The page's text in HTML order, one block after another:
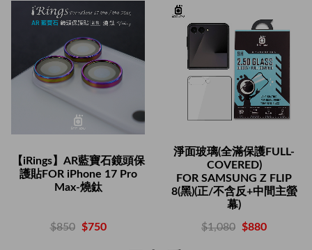
【iRings】AR藍寶石鏡頭保
護貼FOR iPhone 17 Pro
Max-燒鈦
$850 $750
淨面玻璃(全滿保護FULL-
COVERED)
FOR SAMSUNG Z FLIP
8(黑)(正/不含反+中間主螢
幕)
$1,080 $880